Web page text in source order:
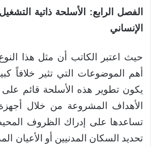
الفصل الرابع: الأسلحة ذاتية
الإنساني
حيث اعتبر الكاتب أن مثل هذا
أهم الموضوعات التي تثير خلافاً
يكون تطوير هذه الأسلحة قائم
الأهداف المشروعة من خلال
تساعدها على إدراك الظروف
تحديد السكان المدنيين أو الأعيان